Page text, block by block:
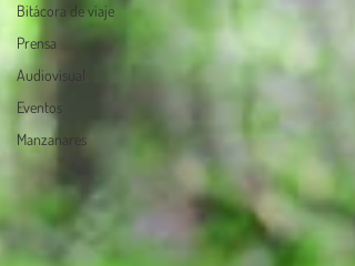
Bitácora de viaje
Prensa
Audiovisual
Eventos
Manzanares